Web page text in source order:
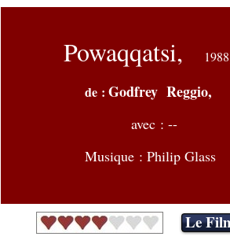
Powaqqatsi, 1988
de : Godfrey Reggio,
avec : --
Musique : Philip Glass
Le